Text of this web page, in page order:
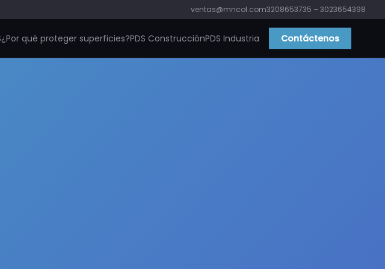
ventas@mncol.com3208653735 – 3023654398
¿Por qué proteger superficies?PDS ConstrucciónPDS Industria Contáctenos